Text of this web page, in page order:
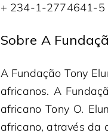
+ 234-1-2774641-5
Sobre A
A Fundação Tony
africanos. A
africano Tony O.
africano, através da